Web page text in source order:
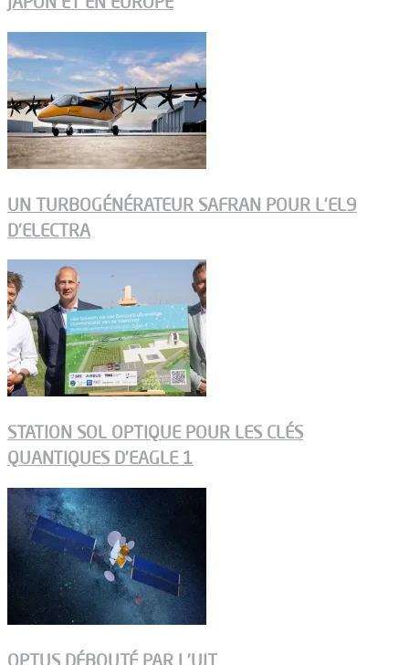
UN TURBOGÉNÉRATEUR SAFRAN POUR L’EL9
D’ELECTRA
STATION SOL OPTIQUE POUR LES CLÉS
QUANTIQUES D’EAGLE 1
OPTUS DÉBOUTÉ PAR L’UIT